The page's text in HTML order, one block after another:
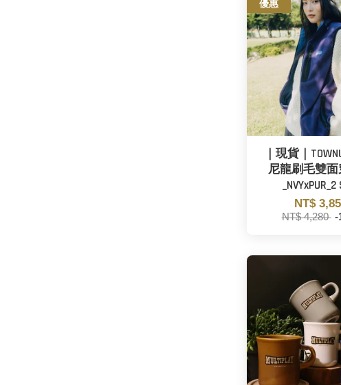
優惠
｜現貨｜
尼龍刷毛雙
_NVYxPUR_2
NT$
NT$ 4,280 -